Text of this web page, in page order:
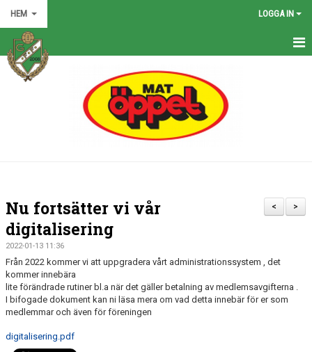
HEM LOGGA IN
HEM
KALENDER
BILDGALLERI
MATCHER
VÅRA LAG
BLI MEDLEM
>
<
Nu fortsätter vi vår
digitalisering
2022-01-13 11:36
Från 2022 kommer vi att uppgradera vårt administrationssystem , det
kommer innebära
lite förändrade rutiner bl.a när det gäller betalning av medlemsavgifterna .
I bifogade dokument kan ni läsa mera om vad detta innebär för er som
medlemmar och även för föreningen
digitalisering.pdf